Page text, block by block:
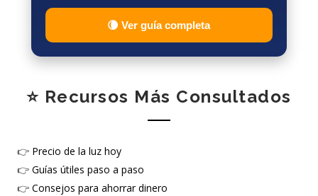
🌘 Ver guía completa
⭐ Recursos Más Consultados
👉 Precio de la luz hoy
👉 Guías útiles paso a paso
👉 Consejos para ahorrar dinero